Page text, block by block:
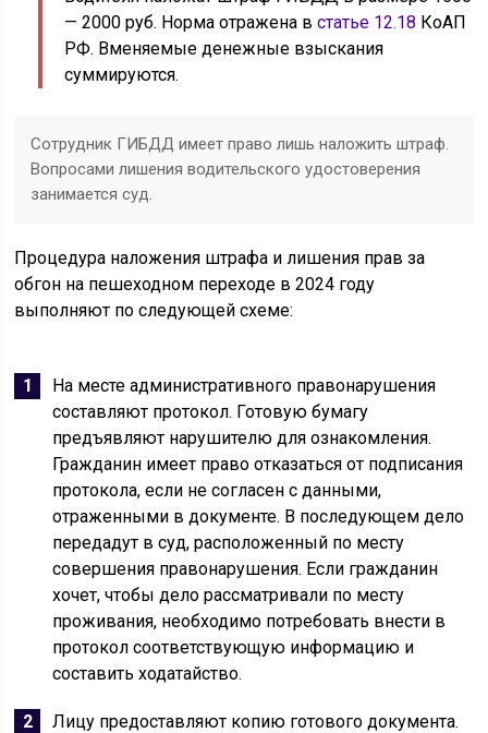
— 2000 руб. Норма отражена встатье 12.18 КоАП
РФ. Вменяемые денежные взыскания
суммируются.
Сотрудник ГИБДД имеет право лишь наложить штраф.
Вопросами лишения водительского удостоверения
занимается суд.
Процедура наложения штрафа и лишения прав за
обгон на пешеходном переходе в 2024 году
выполняют по следующей схеме:
На месте административного правонарушения
составляют протокол. Готовую бумагу
предъявляют нарушителю для ознакомления.
Гражданин имеет право отказаться от подписания
протокола, если не согласен с данными,
отраженными в документе. В последующем дело
передадут в суд, расположенный по месту
совершения правонарушения. Если гражданин
хочет, чтобы дело рассматривали по месту
проживания, необходимо потребовать внести в
протокол соответствующую информацию и
составить ходатайство.
Лицу предоставляют копию готового документа.